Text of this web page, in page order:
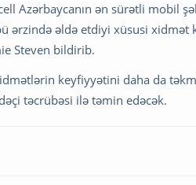
Azərbaycanın ən sürətli mobil
ərzində əldə etdiyi xüsusi xidmət
Steven bildirib.
keyfiyyətini daha da
təcrübəsi ilə təmin edəcək.